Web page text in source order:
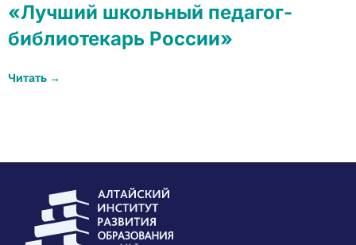
«Лучший школьный педагог-
библиотекарь России»
Читать →